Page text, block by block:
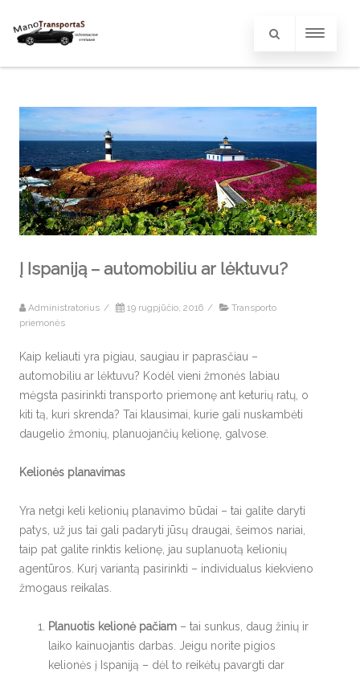
Į Ispaniją – automobiliu ar lėktuvu?
Administratorius / 19 rugpjūčio, 2016 /
Transporto
priemonės
Kaip keliauti yra pigiau, saugiau ir paprasčiau –
automobiliu ar lėktuvu? Kodėl vieni žmonės labiau
mėgsta pasirinkti transporto priemonę ant keturių ratų, o
kiti tą, kuri skrenda? Tai klausimai, kurie gali nuskambėti
daugelio žmonių, planuojančių kelionę, galvose.
Kelionės planavimas
Yra netgi keli kelionių planavimo būdai – tai galite daryti
patys, už jus tai gali padaryti jūsų draugai, šeimos nariai,
taip pat galite rinktis kelionę, jau suplanuotą kelionių
agentūros. Kurį variantą pasirinkti – individualus kiekvieno
žmogaus reikalas.
Planuotis kelionė pačiam – tai sunkus, daug žinių ir
laiko kainuojantis darbas. Jeigu norite pigios
kelionės į Ispaniją – dėl to reikėtų pavargti dar